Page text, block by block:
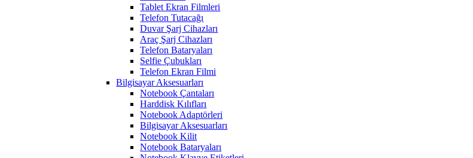
Tablet Ekran Filmleri
Telefon Tutacağı
Duvar Şarj Cihazları
Araç Şarj Cihazları
Telefon Bataryaları
Selfie Çubukları
Telefon Ekran Filmi
Bilgisayar Aksesuarları
Notebook Çantaları
Harddisk Kılıfları
Notebook Adaptörleri
Bilgisayar Aksesuarları
Notebook Kilit
Notebook Bataryaları